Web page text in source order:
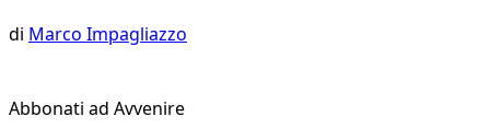
di Marco Impagliazzo
Abbonati ad Avvenire